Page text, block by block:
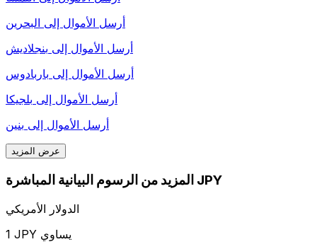
أرسل الأموال إلى البحرين
أرسل الأموال إلى بنجلاديش
أرسل الأموال إلى باربادوس
أرسل الأموال إلى بلجيكا
أرسل الأموال إلى بنين
عرض المزيد
المزيد من الرسوم البيانية المباشرة JPY
الدولار الأمريكي
1 JPY يساوي